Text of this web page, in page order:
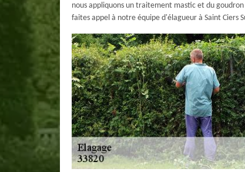
nous appliquons un traitement mastic et du
faites appel à notre équipe d'élagueur à Saint Ciers